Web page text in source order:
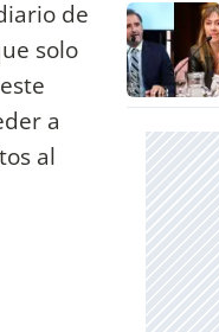
de
solo
a
al